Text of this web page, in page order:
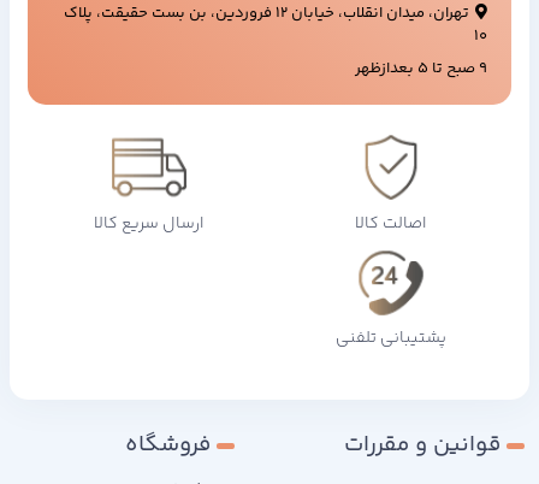
تهران، میدان انقلاب، خیابان ۱۲ فروردین، بن بست حقیقت، پلاک
۱۰
9 صبح تا 5 بعدازظهر
اصالت کالا ارسال سریع کالا
پشتیبانی تلفنی
قوانین و مقررات فروشگاه